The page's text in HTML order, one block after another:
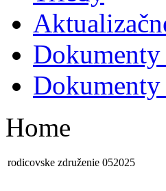
Home
rodicovske združenie 052025